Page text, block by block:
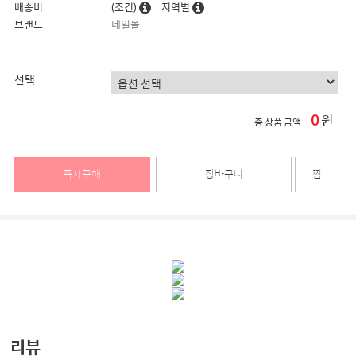
배송비
(조건)
지역별
브랜드
네일몰
선택
총 상품 금액 0원
즉시구매 장바구니 찜
리뷰